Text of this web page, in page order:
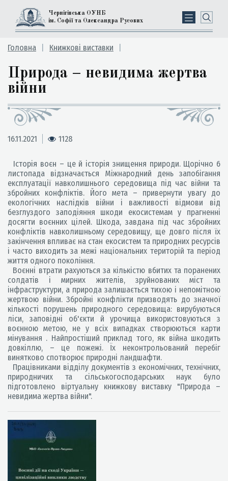
Чернігівська ОУНБ
ім. Софії та Олександра Русових
Головна Книжкові виставки
Природа – невидима жертва
війни
16.11.2021 1128
Історія воєн – це й історія знищення природи. Щорічно 6
листопада відзначається Міжнародний день запобігання
експлуатації навколишнього середовища під час війни та
збройних конфліктів. Його мета – привернути увагу до
екологічних наслідків війни і важливості відмови від
безглуздого заподіяння шкоди екосистемам у прагненні
досягти воєнних цілей. Шкода, завдана під час збройних
конфліктів навколишньому середовищу, ще довго після їх
закінчення впливає на стан екосистем та природних ресурсів
і часто виходить за межі національних територій та період
життя одного покоління.
Воєнні втрати рахуються за кількістю вбитих та поранених
солдатів і мирних жителів, зруйнованих міст та
інфраструктури, а природа залишається тихою і непомітною
жертвою війни. Збройні конфлікти призводять до значної
кількості порушень природного середовища: вирубуються
ліси, заповідні об'єкти й урочища використовуються з
воєнною метою, не у всіх випадках створюються карти
мінування . Найпростіший приклад того, як війна шкодить
довкіллю, – це пожежі. Їх неконтрольований перебіг
винятково спотворює природні ландшафти.
Працівниками відділу документів з економічних, технічних,
природничих та сільськогосподарських наук було
підготовлено віртуальну книжкову виставку "Природа –
невидима жертва війни".